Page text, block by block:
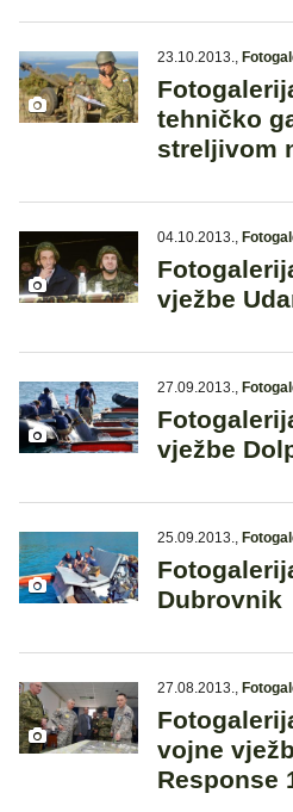
23.10.2013.,
tehničko
streljivom
04.10.2013.,
vježbe
27.09.2013.,
vježbe
25.09.2013.,
Dubrovnik
27.08.2013.,
vojne
Response